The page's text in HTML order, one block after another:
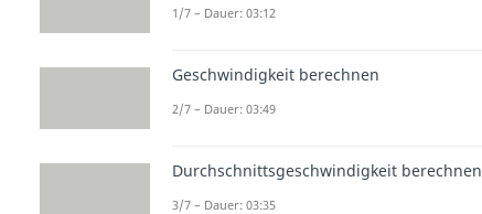
1/7 – Dauer: 03:12
Geschwindigkeit berechnen
2/7 – Dauer: 03:49
Durchschnittsgeschwindigkeit berechnen
3/7 – Dauer: 03:35